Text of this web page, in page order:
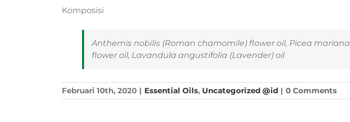
Komposisi
Anthemis nobilis (Roman chamomile) flower oil, Picea mariana
flower oil, Lavandula angustifolia (Lavender) oil
Februari 10th, 2020 | Essential Oils, Uncategorized @id | 0 Comments